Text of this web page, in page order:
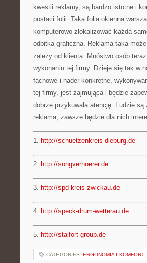
kwestii reklamy, są bardzo istotne i
postaci folii. Taka folia okienna
komputerowo zlokalizować każdą
odbitka graficzna. Reklama taka
zależy od klienta. Mnóstwo osób
wykonaniu tej firmy. Dzieje się tak w
fachowe i nader konkretne,
tej firmy, jest zajmująca i będzie
dobrze przykuwała atencję. Ludzie
reklama, zawsze będzie dla nich
1. http://schuetzenkreis-dieburg.de
2. http://songverhoerer.de
3. http://spd-kreis-zwickau.de
4. http://speck-drum-wetterau.de
5. http://stalfort-group.de
CATEGORIES: ERGONOMIA I KOMFORT